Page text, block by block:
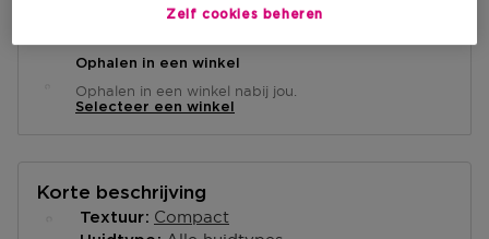
Op voorraad-
Ophalen in een winkel
Ophalen in een winkel nabij jou.
Selecteer een winkel
Korte beschrijving
Textuur Compact
Zelf cookies beheren